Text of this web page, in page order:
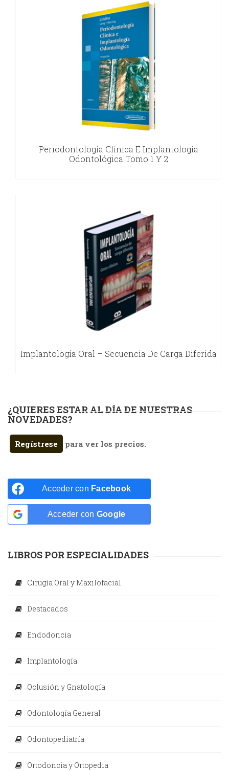
Periodontología Clínica E Implantología
Odontológica Tomo 1 Y 2
Implantología Oral – Secuencia De Carga Diferida
¿QUIERES ESTAR AL DÍA DE NUESTRAS
NOVEDADES?
Regístrese para ver los precios.
Acceder con Facebook
Acceder con Google
LIBROS POR ESPECIALIDADES
Cirugía Oral y Maxilofacial
Destacados
Endodoncia
Implantología
Oclusión y Gnatología
Odontología General
Odontopediatría
Ortodoncia y Ortopedia